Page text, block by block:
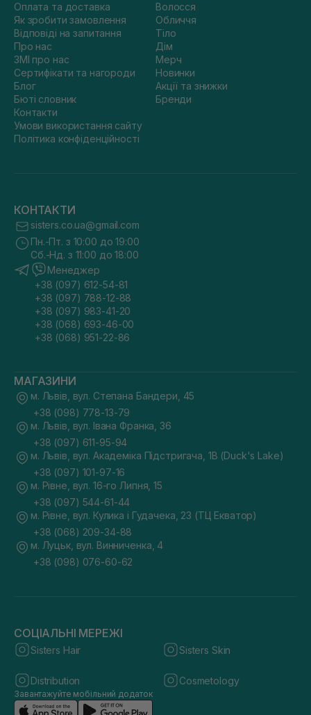
Оплата та доставка
Як зробити замовлення
Відповіді на запитання
Про нас
ЗМІ про нас
Сертифікати та нагороди
Блог
Бюті словник
Контакти
Умови використання сайту
Політика конфіденційності
Волосся
Обличчя
Тіло
Дім
Мерч
Новинки
Акції та знижки
Бренди
КОНТАКТИ
sisters.co.ua@gmail.com
Пн.-Пт. з 10:00 до 19:00
Сб.-Нд. з 11:00 до 18:00
Менеджер
+38 (097) 612-54-81
+38 (097) 788-12-88
+38 (097) 983-41-20
+38 (068) 693-46-00
+38 (068) 951-22-86
МАГАЗИНИ
м. Львів, вул. Степана Бандери, 45
+38 (098) 778-13-79
м. Львів, вул. Івана Франка, 36
+38 (097) 611-95-94
м. Львів, вул. Академіка Підстригача, 1В (Duck's Lake)
+38 (097) 101-97-16
м. Рівне, вул. 16-го Липня, 15
+38 (097) 544-61-44
м. Рівне, вул. Кулика і Гудачека, 23 (ТЦ Екватор)
+38 (068) 209-34-88
м. Луцьк, вул. Винниченка, 4
+38 (098) 076-60-62
СОЦІАЛЬНІ МЕРЕЖІ
Sisters Hair Sisters Skin
Distribution Cosmetology
Завантажуйте мобільний додаток